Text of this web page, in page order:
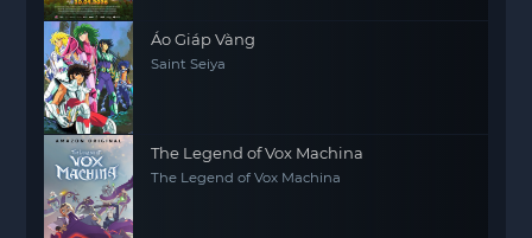
Áo Giáp Vàng
Saint Seiya
The Legend of Vox Machina
The Legend of Vox Machina